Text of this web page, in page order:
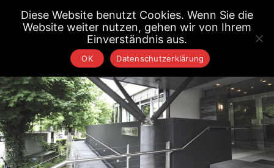
Diese Website benutzt Cookies. Wenn Sie die
Website weiter nutzen, gehen wir von Ihrem
Einverständnis aus.
OK Datenschutzerklärung